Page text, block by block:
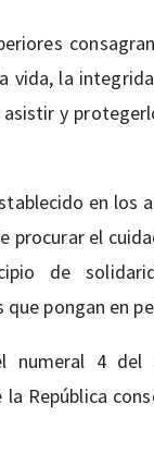
vida, la
y
en los
procurar el
de
pongan en
numeral 4 del
República